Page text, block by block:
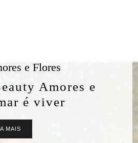
e Flores
Amores e
é viver
MAIS